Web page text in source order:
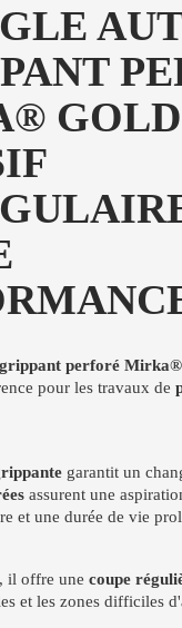
perforé
pour les travaux de
garantit un
assurent une
et une durée de vie
, il offre une coupe
et les zones difficiles